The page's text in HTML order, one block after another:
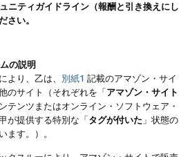
ニティガイドライン（報酬と引き換えに
さい。
の説明
より、乙は、 別紙1 記載のアマゾン・サ
のサイト（それぞれを「アマゾン・サイト
テンツまたはオンライン・ソフトウェア
が提供する特別な「タグが付いた 」状態
ます。）。